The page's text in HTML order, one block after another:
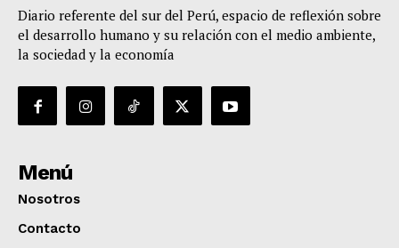
Diario referente del sur del Perú, espacio de reflexión sobre
el desarrollo humano y su relación con el medio ambiente,
la sociedad y la economía
Menú
Nosotros
Contacto